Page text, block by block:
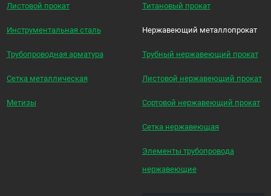
Листовой прокат
Инструментальная сталь
Трубопроводная арматура
Сетка металлическая
Метизы
Титановый прокат
Нержавеющий металлопрокат
Трубный нержавеющий прокат
Листовой нержавеющий прокат
Сортовой нержавеющий прокат
Сетка нержавеющая
Элементы трубопровода
нержавеющие